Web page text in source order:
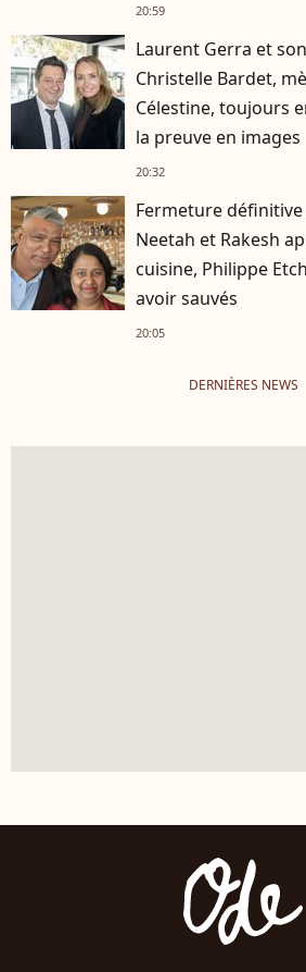
20:59
Laurent Gerra et
Christelle Bardet,
Célestine, toujours
la preuve en images
20:32
Fermeture
Neetah et Rakesh
cuisine, Philippe
avoir sauvés
20:05
DERNIÈRES NEWS